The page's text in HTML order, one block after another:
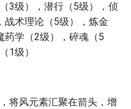
3级），潜行（5级），侦
战术理论（5级），炼金
药学（2级），碎魂（5
1级）
将风元素汇聚在箭头，增